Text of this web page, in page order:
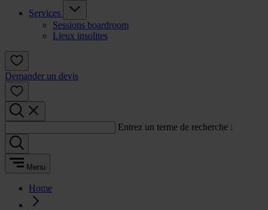
Services
Sessions boardroom
Lieux insolites
Demander un devis
Entrez un terme de recherche :
Menu
Home